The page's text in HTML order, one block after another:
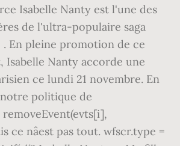
Isabelle Nanty est l'une des
de l'ultra-populaire saga
. En pleine promotion de ce
Isabelle Nanty accorde une
ce lundi 21 novembre. En
politique de
ce nâest pas tout. wfscr.type =